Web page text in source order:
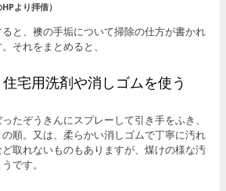
より拝借）
と、襖の手垢について掃除の仕方が書かれ
それをまとめると、
宅用洗剤や消しゴムを使う
たぞうきんにスプレーして引き手をふき、
順。又は、柔らかい消しゴムで丁寧に汚れ
取れないものもありますが、煤けの様な汚
です。